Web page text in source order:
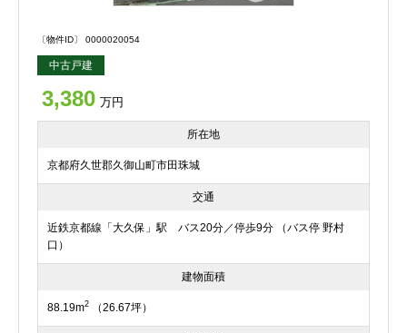
〔物件ID〕 0000020054
中古戸建
3,380 万円
所在地
京都府久世郡久御山町市田珠城
交通
近鉄京都線「大久保」駅 バス20分／停歩9分 （バス停 野村
口）
建物面積
88.19m2 （26.67坪）